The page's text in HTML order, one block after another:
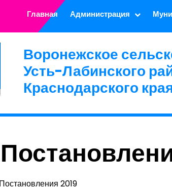
Главная Администрация
Воронежское
Усть-Лабинского
Краснодарского
Постановления 2019